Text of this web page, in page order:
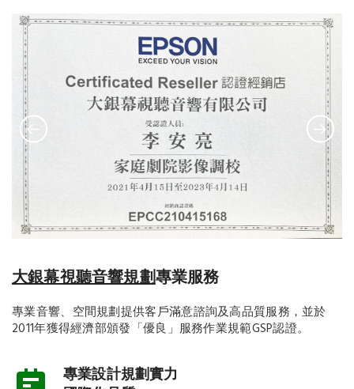
大銀幕視聽音響規劃專業服務
專業音響、空間規劃提供客戶滿意諮詢及高品質服務，並於
2011年獲得經濟部頒發「優良」服務作業規範GSP認證。
專業設計規劃實力